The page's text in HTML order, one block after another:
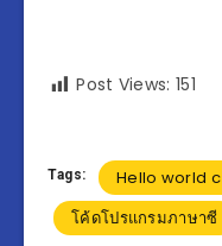
Post Views: 151
Tags: Hello world c
โค้ดโปรแกรมภาษาซี